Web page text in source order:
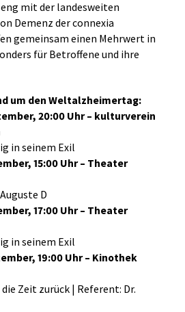
mit der landesweiten
Demenz der connexia
gemeinsam einen Mehrwert in
für Betroffene und ihre
um den Weltalzheimertag:
20:00 Uhr – kulturverein
in seinem Exil
15:00 Uhr – Theater
D
17:00 Uhr – Theater
in seinem Exil
19:00 Uhr – Kinothek
Zeit zurück | Referent: Dr.